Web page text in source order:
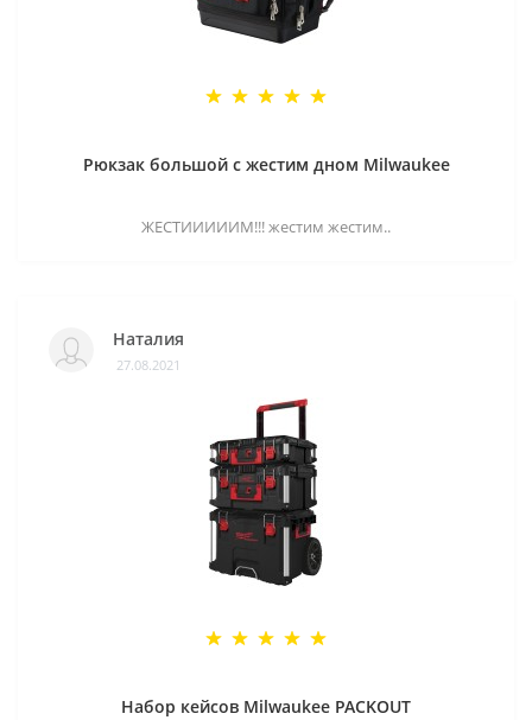
Рюкзак большой с жестим дном Milwaukee
ЖЕСТИИИИИМ!!! жестим жестим..
Наталия
27.08.2021
Набор кейсов Milwaukee PACKOUT